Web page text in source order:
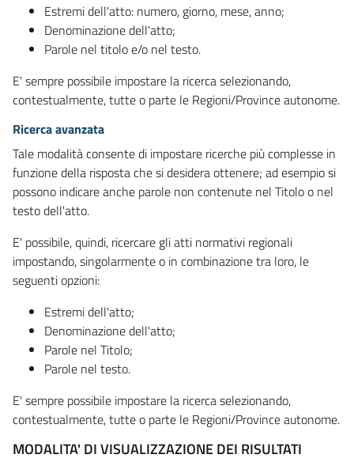
Estremi dell'atto: numero, giorno, mese, anno;
Denominazione dell'atto;
Parole nel titolo e/o nel testo.
E' sempre possibile impostare la ricerca selezionando,
contestualmente, tutte o parte le Regioni/Province autonome.
Ricerca avanzata
Tale modalità consente di impostare ricerche più complesse in
funzione della risposta che si desidera ottenere; ad esempio si
possono indicare anche parole non contenute nel Titolo o nel
testo dell'atto.
E' possibile, quindi, ricercare gli atti normativi regionali
impostando, singolarmente o in combinazione tra loro, le
seguenti opzioni:
Estremi dell'atto;
Denominazione dell'atto;
Parole nel Titolo;
Parole nel testo.
E' sempre possibile impostare la ricerca selezionando,
contestualmente, tutte o parte le Regioni/Province autonome.
MODALITA' DI VISUALIZZAZIONE DEI RISULTATI